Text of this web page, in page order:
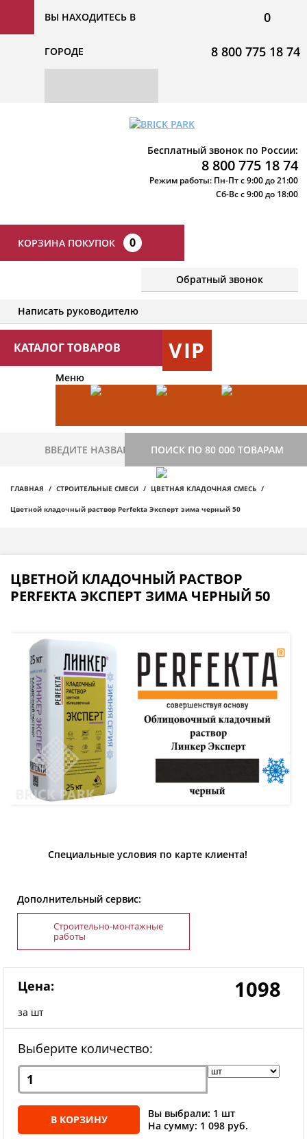
ВЫ НАХОДИТЕСЬ В
ГОРОДЕ
0
8 800 775 18 74
Бесплатный звонок по России:
8 800 775 18 74
Режим работы: Пн-Пт с 9:00 до 21:00
Сб-Вс с 9:00 до 18:00
КОРЗИНА ПОКУПОК 0
Обратный звонок
Написать руководителю
КАТАЛОГ ТОВАРОВ VIP
Меню
ПОИСК ПО 80 000 ТОВАРАМ
ГЛАВНАЯ СТРОИТЕЛЬНЫЕ СМЕСИ ЦВЕТНАЯ КЛАДОЧНАЯ СМЕСЬ
Цветной кладочный раствор Perfekta Эксперт зима черный 50
ЦВЕТНОЙ КЛАДОЧНЫЙ РАСТВОР
PERFEKTA ЭКСПЕРТ ЗИМА ЧЕРНЫЙ 50
Специальные условия по карте клиента!
Дополнительный сервис:
Строительно-монтажные
работы
Цена:
за шт
1098
Выберите количество:
В КОРЗИНУ
Вы выбрали: 1 шт
На сумму: 1 098 руб.